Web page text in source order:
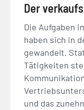
Der
Die Aufgaben
haben sich in
gewandelt.
Tätigkeiten
und das